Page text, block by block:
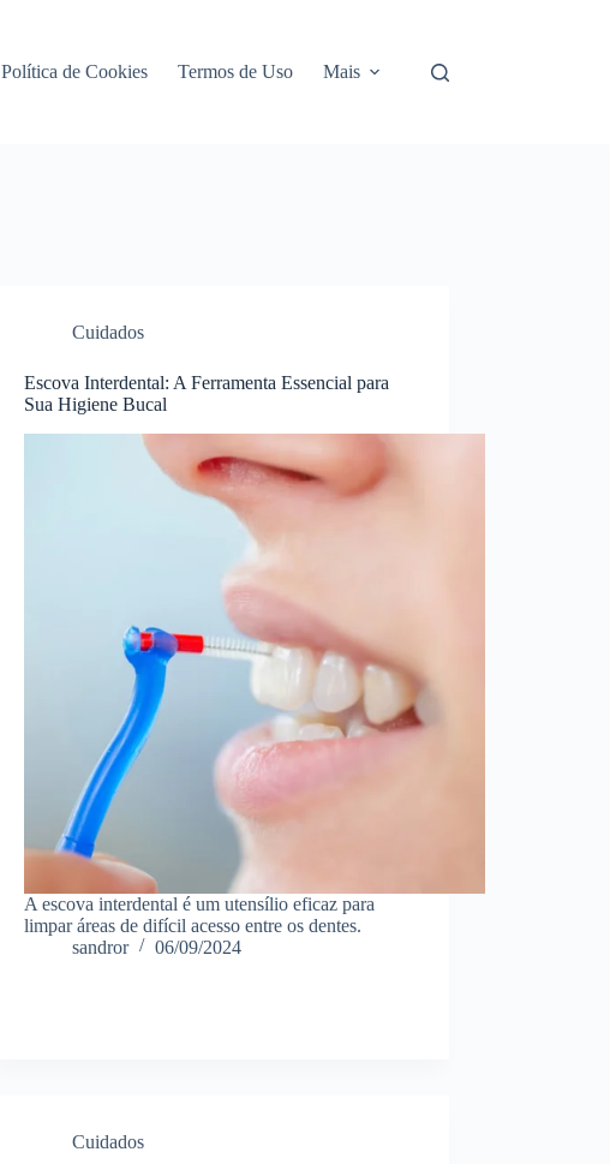
Política de Cookies Termos de Uso Mais
Cuidados
Escova Interdental: A Ferramenta Essencial para
Sua Higiene Bucal
A escova interdental é um utensílio eficaz para
limpar áreas de difícil acesso entre os dentes.
sandror
06/09/2024
Cuidados